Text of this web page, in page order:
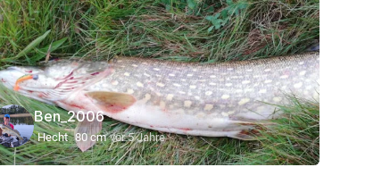
Ben_2006
Hecht 80 cm vor 5 Jahre